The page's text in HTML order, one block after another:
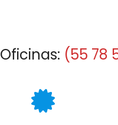
Oficinas: (55 78